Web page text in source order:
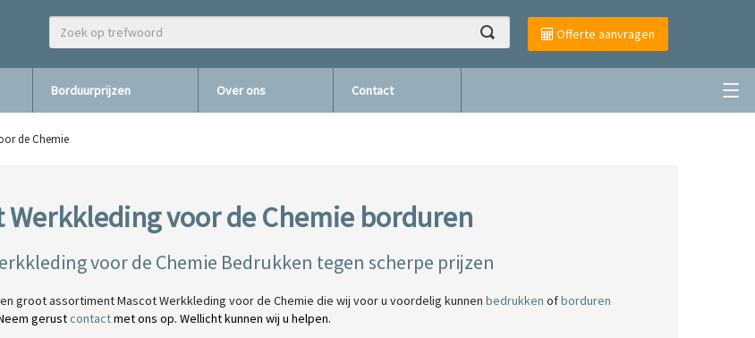
Offerte aanvragen
Borduurprijzen Over ons Contact
de Chemie
Werkkleding voor de Chemie borduren
voor de Chemie Bedrukken tegen scherpe prijzen
groot assortiment Mascot Werkkleding voor de Chemie die wij voor u voordelig kunnen bedrukken ofborduren
gerustcontactmet ons op. Wellicht kunnen wij u helpen.